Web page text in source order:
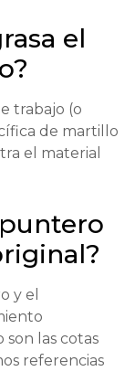
el
trabajo (o
de martillo
el material
y el
las cotas
referencias